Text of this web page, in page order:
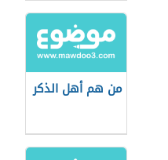
من هم أهل الذكر